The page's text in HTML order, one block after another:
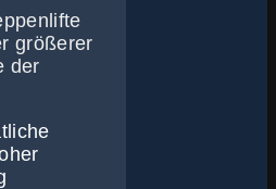
größerer
der